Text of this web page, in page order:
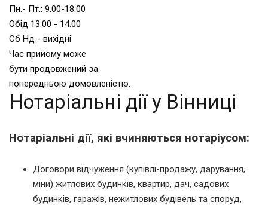
Пн.- Пт.: 9.00-18.00
Обід 13.00 - 14.00
Сб Нд - вихідні
Час прийому може
бути продовжений за
попередньою домовленістю.
Нотаріальні дії у Вінниці
Нотаріальні дії, які вчиняються нотаріусом:
Договори відчуження (купівлі-продажу, дарування,
міни) житлових будинків, квартир, дач, садових
будинків, гаражів, нежитлових будівель та споруд,